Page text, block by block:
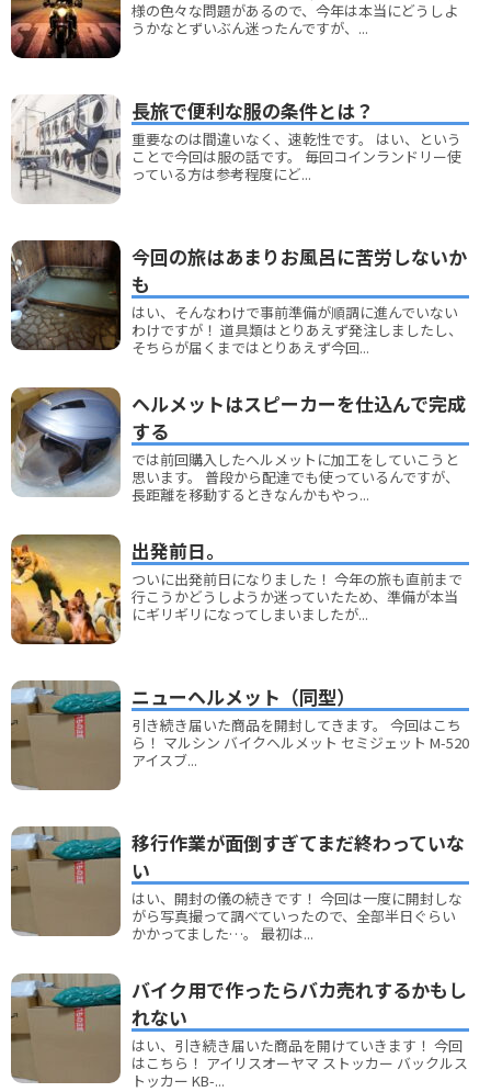
様の色々な問題があるので、今年は本当にどうしよ
うかなとずいぶん迷ったんですが、...
長旅で便利な服の条件とは？
重要なのは間違いなく、速乾性です。 はい、という
ことで今回は服の話です。 毎回コインランドリー使
っている方は参考程度にど...
今回の旅はあまりお風呂に苦労しないか
も
はい、そんなわけで事前準備が順調に進んでいない
わけですが！ 道具類はとりあえず発注しましたし、
そちらが届くまではとりあえず今回...
ヘルメットはスピーカーを仕込んで完成
する
では前回購入したヘルメットに加工をしていこうと
思います。 普段から配達でも使っているんですが、
長距離を移動するときなんかもやっ...
出発前日。
ついに出発前日になりました！ 今年の旅も直前まで
行こうかどうしようか迷っていたため、準備が本当
にギリギリになってしまいましたが...
ニューヘルメット（同型）
引き続き届いた商品を開封してきます。 今回はこち
ら！ マルシン バイクヘルメット セミジェット M-520
アイスブ...
移行作業が面倒すぎてまだ終わっていな
い
はい、開封の儀の続きです！ 今回は一度に開封しな
がら写真撮って調べていったので、全部半日ぐらい
かかってました…。 最初は...
バイク用で作ったらバカ売れするかもし
れない
はい、引き続き届いた商品を開けていきます！ 今回
はこちら！ アイリスオーヤマ ストッカー バックルス
トッカー KB-...